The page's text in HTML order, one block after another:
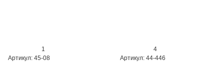
1
Артикул: 45-08
4
Артикул: 44-446